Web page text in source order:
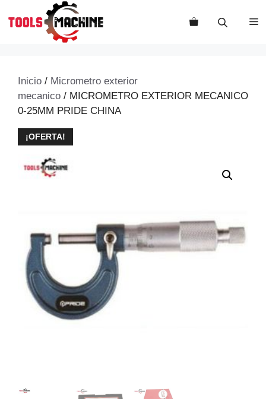
Inicio / Micrometro exterior
mecanico / MICROMETRO EXTERIOR MECANICO
0-25MM PRIDE CHINA
¡OFERTA!